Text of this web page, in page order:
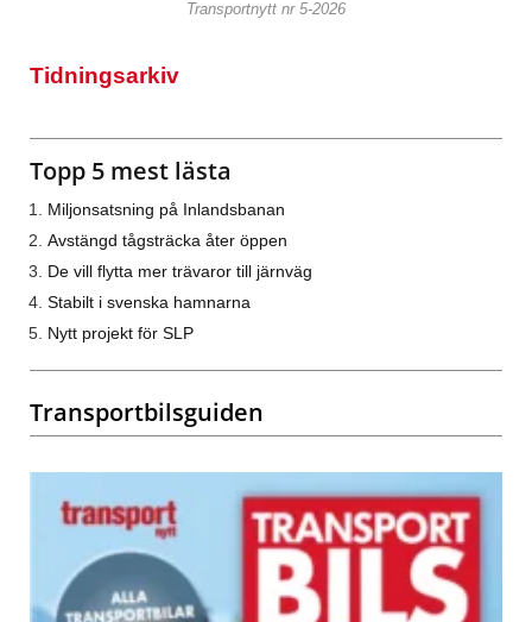
Transportnytt nr 5-2026
Tidningsarkiv
Topp 5 mest lästa
Miljonsatsning på Inlandsbanan
Avstängd tågsträcka åter öppen
De vill flytta mer trävaror till järnväg
Stabilt i svenska hamnarna
Nytt projekt för SLP
Transportbilsguiden